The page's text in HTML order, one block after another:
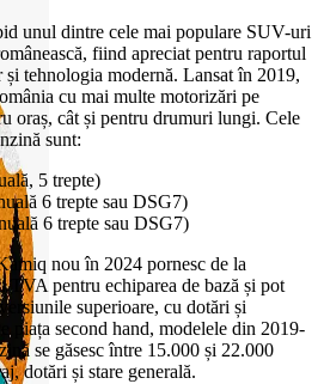
unul dintre cele mai populare SUV-uri
fiind apreciat pentru raportul
tehnologia modernă. Lansat în 2019,
cu mai multe motorizări pe
oraș, cât și pentru drumuri lungi. Cele
sunt:
5 trepte)
6 trepte sau DSG7)
6 trepte sau DSG7)
nou în 2024 pornesc de la
pentru echiparea de bază și pot
superioare, cu dotări și
piața second hand, modelele din 2019-
se găsesc între 15.000 și 22.000
dotări și stare generală.